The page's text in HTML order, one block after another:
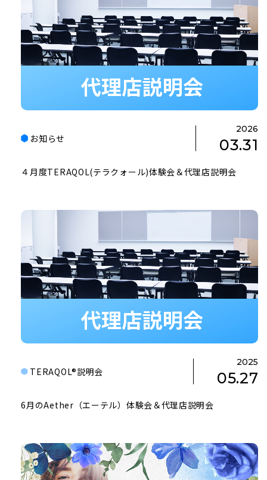
お知らせ
2026
03.31
４月度TERAQOL(テラクォール)体験会＆代理店説明会
TERAQOL®説明会
2025
05.27
6月のAether（エーテル）体験会＆代理店説明会